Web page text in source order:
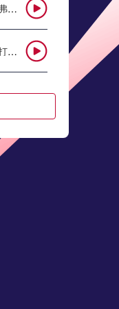
05月29日 纽卡斯尔联vs埃弗顿 全场录像回放
05月28日 多哈世乒赛男单打决赛 雨果vs王楚钦 全场录像回放
05月28日 都灵vs罗马 全场录像回放
05月28日 德甲降级附加赛次回合 埃弗斯堡vs海登海姆 全场录像